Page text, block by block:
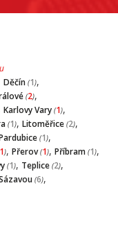
Děčín (1),
(2),
Karlovy Vary (1),
(1),Litoměřice (2),
(1),
1),Přerov(1),Příbram (1),
(1), Teplice (2),
(6),